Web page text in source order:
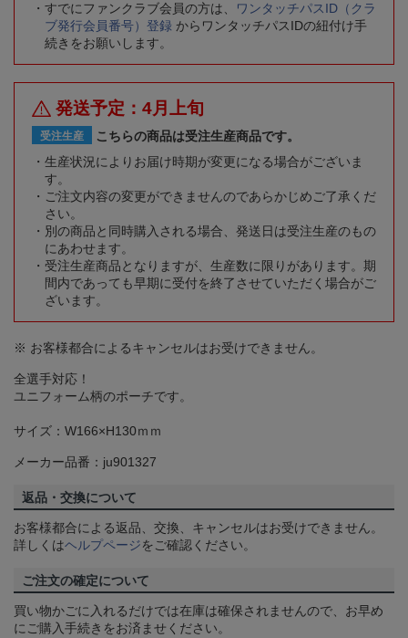
すでにファンクラブ会員の方は、
ワンタッチパスID（クラ
ブ発行会員番号）登録 からワンタッチパスIDの紐付け手
続きをお願いします。
発送予定：4月上旬
受注生産
こちらの商品は受注生産商品です。
生産状況によりお届け時期が変更になる場合がございま
す。
ご注文内容の変更ができませんのであらかじめご了承くだ
さい。
別の商品と同時購入される場合、発送日は受注生産のもの
にあわせます。
受注生産商品となりますが、生産数に限りがあります。期
間内であっても早期に受付を終了させていただく場合がご
ざいます。
※ お客様都合によるキャンセルはお受けできません。
全選手対応！
ユニフォーム柄のポーチです。
サイズ：W166×H130ｍｍ
メーカー品番：ju901327
返品・交換について
お客様都合による返品、交換、キャンセルはお受けできません。
詳しくはヘルプページをご確認ください。
ご注文の確定について
買い物かごに入れるだけでは在庫は確保されませんので、お早め
にご購入手続きをお済ませください。